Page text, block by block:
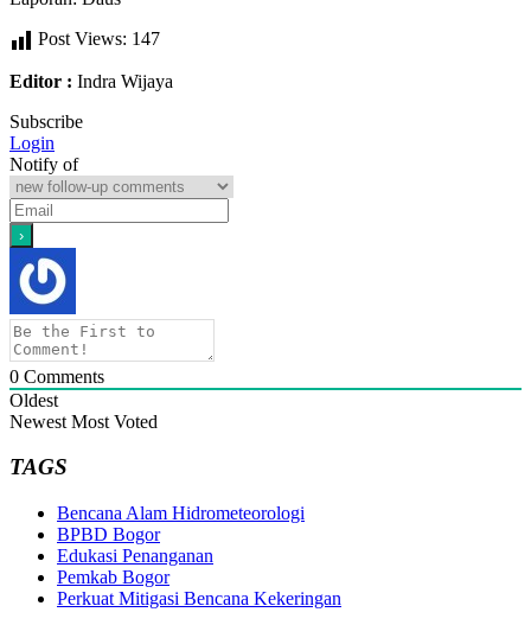
Post Views: 147
Editor : Indra Wijaya
Subscribe
Login
Notify of
0 Comments
Oldest
Newest Most Voted
TAGS
Bencana Alam Hidrometeorologi
BPBD Bogor
Edukasi Penanganan
Pemkab Bogor
Perkuat Mitigasi Bencana Kekeringan